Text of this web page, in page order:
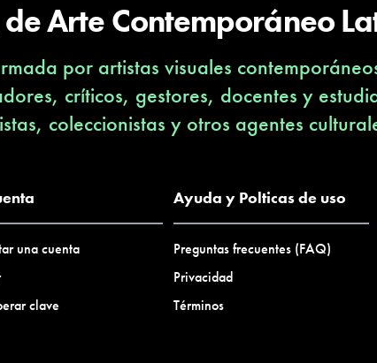
Arte Contemporáneo
por artistas visuales
críticos, gestores, docentes y
coleccionistas y otros agentes
una cuenta
clave
Ayuda y Polticas de uso
Preguntas frecuentes (FAQ)
Privacidad
Términos